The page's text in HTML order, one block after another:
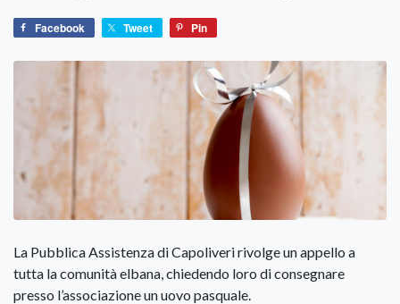
Facebook Tweet Pin
La Pubblica Assistenza di Capoliveri rivolge un appello a
tutta la comunità elbana, chiedendo loro di consegnare
presso l’associazione un uovo pasquale.